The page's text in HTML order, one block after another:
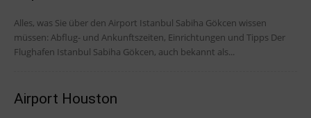
Alles, was Sie über den Airport Istanbul Sabiha Gökcen wissen
müssen: Abflug- und Ankunftszeiten, Einrichtungen und Tipps Der
Flughafen Istanbul Sabiha Gökcen, auch bekannt als...
Airport Houston